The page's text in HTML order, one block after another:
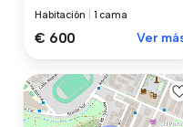
Habitación 1 cama
€ 600 Ver